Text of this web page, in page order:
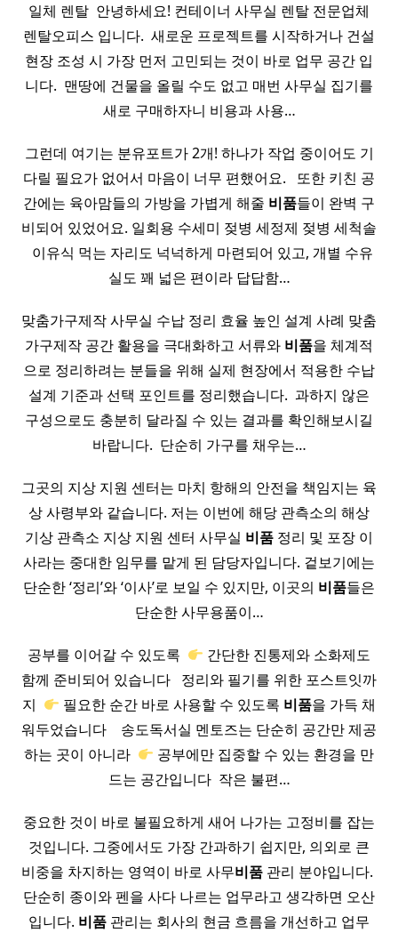
일체 렌탈 ​ 안녕하세요! 컨테이너 사무실 렌탈 전문업체
렌탈오피스 입니다. ​ 새로운 프로젝트를 시작하거나 건설
현장 조성 시 가장 먼저 고민되는 것이 바로 업무 공간 입
니다. ​ 맨땅에 건물을 올릴 수도 없고 매번 사무실 집기를
새로 구매하자니 비용과 사용…
그런데 여기는 분유포트가 2개! 하나가 작업 중이어도 기
다릴 필요가 없어서 마음이 너무 편했어요. ​ ​ 또한 키친 공
간에는 육아맘들의 가방을 가볍게 해줄 비품들이 완벽 구
비되어 있었어요. 일회용 수세미 젖병 세정제 젖병 세척솔
​ ​ 이유식 먹는 자리도 넉넉하게 마련되어 있고, 개별 수유
실도 꽤 넓은 편이라 답답함…
맞춤가구제작 사무실 수납 정리 효율 높인 설계 사례 맞춤
가구제작 공간 활용을 극대화하고 서류와 비품을 체계적
으로 정리하려는 분들을 위해 실제 현장에서 적용한 수납
설계 기준과 선택 포인트를 정리했습니다. ​ 과하지 않은
구성으로도 충분히 달라질 수 있는 결과를 확인해보시길
바랍니다. ​ 단순히 가구를 채우는…
그곳의 지상 지원 센터는 마치 항해의 안전을 책임지는 육
상 사령부와 같습니다. 저는 이번에 해당 관측소의 해상
기상 관측소 지상 지원 센터 사무실 비품 정리 및 포장 이
사라는 중대한 임무를 맡게 된 담당자입니다. 겉보기에는
단순한 ‘정리’와 ‘이사’로 보일 수 있지만, 이곳의 비품들은
단순한 사무용품이…
공부를 이어갈 수 있도록 ​
간단한 진통제와 소화제도
함께 준비되어 있습니다 ​ ​ 정리와 필기를 위한 포스트잇까
지 ​
필요한 순간 바로 사용할 수 있도록 비품을 가득 채
워두었습니다 ​ ​ ​ 송도독서실 멘토즈는 단순히 공간만 제공
하는 곳이 아니라 ​
공부에만 집중할 수 있는 환경을 만
드는 공간입니다 ​ 작은 불편…
중요한 것이 바로 불필요하게 새어 나가는 고정비를 잡는
것입니다. 그중에서도 가장 간과하기 쉽지만, 의외로 큰
비중을 차지하는 영역이 바로 사무비품 관리 분야입니다. ​
단순히 종이와 펜을 사다 나르는 업무라고 생각하면 오산
입니다. 비품 관리는 회사의 현금 흐름을 개선하고 업무